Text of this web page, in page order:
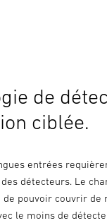
de
ciblée.
entrées
détecteurs. Le
pouvoir couvrir de
le moins de